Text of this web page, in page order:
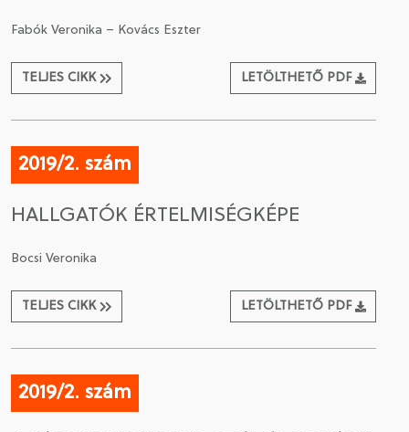
Fabók Veronika – Kovács Eszter
TELJES CIKK LETÖLTHETŐ PDF
2019/2. szám
HALLGATÓK ÉRTELMISÉGKÉPE
Bocsi Veronika
TELJES CIKK LETÖLTHETŐ PDF
2019/2. szám